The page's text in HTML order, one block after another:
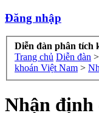
Đăng nhập
Diễn đàn phân tích
Trang chủ Diễn đàn >
khoán Việt Nam >
Nhận